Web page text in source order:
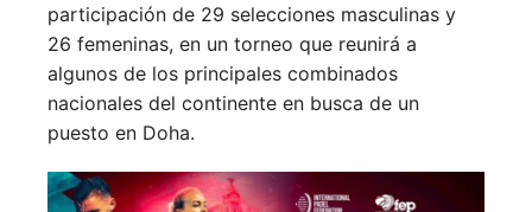
participación de 29 selecciones masculinas y
26 femeninas, en un torneo que reunirá a
algunos de los principales combinados
nacionales del continente en busca de un
puesto en Doha.